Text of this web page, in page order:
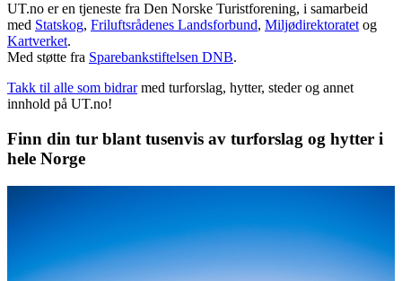
UT.no er en tjeneste fra Den Norske Turistforening, i samarbeid
med Statskog, Friluftsrådenes Landsforbund, Miljødirektoratet og
Kartverket.
Med støtte fra Sparebankstiftelsen DNB.
Takk til alle som bidrar med turforslag, hytter, steder og annet
innhold på UT.no!
Finn din tur blant tusenvis av turforslag og hytter i
hele Norge